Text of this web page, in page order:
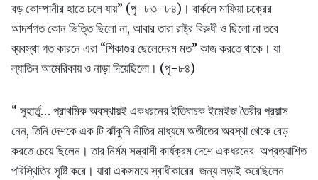
বড় কোম্পানীর হাতে চলে যায়” (পৃ-৮৩-৮৪)। বার্কলে মাফিয়া চক্রের
আদর্শগত কোন ভিত্তি ছিলো না, আবার তারা রাষ্ট্র বিরুধী ও ছিলো না তবে
ব্যবস্থা গত কারনে এরা “শিকাগুর ছেলেদেরম মত” কাজ করতে থাকে। যা
ল্যাতিন আমেরিকায় ও নাড়া দিয়েছিলো। (পৃ-৮৪)
“ সুহার্তু… প্রাথমিক অবস্থায়ই একধরনের ইতিবাচক ইমেইজ তৈরীর প্রয়াস
নেন, তিনি দেশকে এক টি ঝাঁকুনি নীতির মাধ্যমে অতীতের অবস্থা থেকে বেড়
করতে চেয়ে ছিলেন। তার নির্মম সন্ত্রাসী কার্যক্রম দেশে একধরনের অপ্রত্যাশিত
পরিস্থিতির সৃষ্টি করে। যারা একসময়ে স্বাধীকারের জন্য লড়াই করেছিলেন